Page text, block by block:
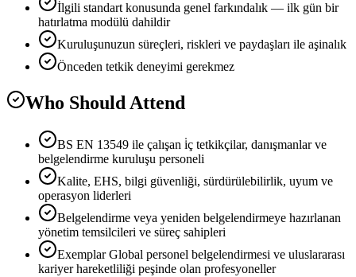
İlgili standart konusunda genel farkındalık — ilk gün bir
hatırlatma modülü dahildir
Kuruluşunuzun süreçleri, riskleri ve paydaşları ile aşinalık
Önceden tetkik deneyimi gerekmez
Who Should Attend
BS EN 13549 ile çalışan i̇ç tetkikçilar, danışmanlar ve
belgelendirme kuruluşu personeli
Kalite, EHS, bilgi güvenliği, sürdürülebilirlik, uyum ve
operasyon liderleri
Belgelendirme veya yeniden belgelendirmeye hazırlanan
yönetim temsilcileri ve süreç sahipleri
Exemplar Global personel belgelendirmesi ve uluslararası
kariyer hareketliliği peşinde olan profesyoneller